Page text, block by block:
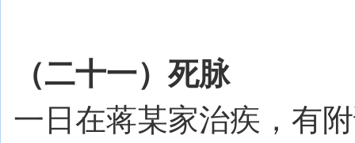
（二十一）死脉
一日在蒋某家治疾，有